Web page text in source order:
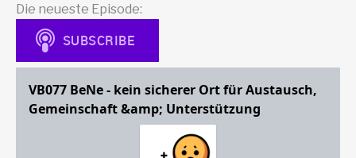
Die neueste Episode: